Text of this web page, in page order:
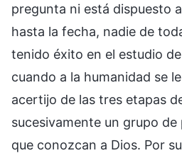
pregunta ni está dispuesto
hasta la fecha, nadie de
tenido éxito en el estudio
cuando a la humanidad se
acertijo de las tres etapas
sucesivamente un grupo
que conozcan a Dios. Por